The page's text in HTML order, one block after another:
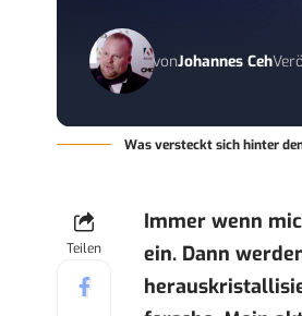
vonJohannes Ceh
Was versteckt sich hinter
Teilen
Immer wenn
ein. Dann